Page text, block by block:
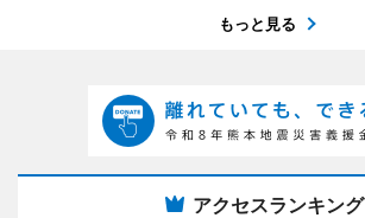
もっと見る
アクセスランキング